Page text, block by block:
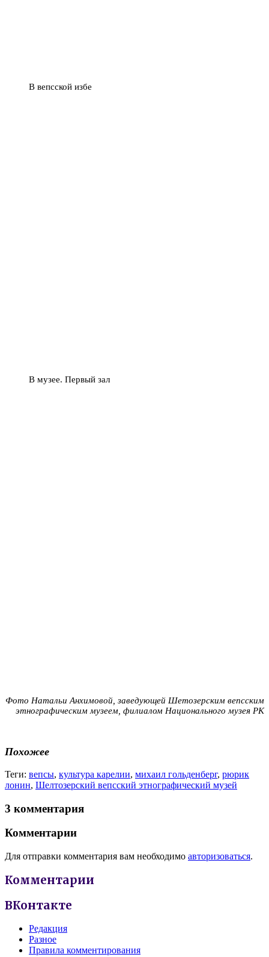
В вепсской избе
В музее. Первый зал
Фото Натальи Анхимовой, заведующей Шетозерским вепсским
этнографическим музеем, филиалом Национального музея РК
Похожее
Теги: вепсы, культура карелии, михаил гольденберг, рюрик
лонин, Шелтозерский вепсский этнографический музей
3 комментария
Комментарии
Для отправки комментария вам необходимо авторизоваться.
Комментарии
ВКонтакте
Редакция
Разное
Правила комментирования